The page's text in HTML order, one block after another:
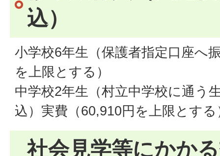
込）
小学校6年生（保護者指定口座へ
を上限とする）
中学校2年生（村立中学校に通う
込）実費（60,910円を上限とする
社会見学等にかか